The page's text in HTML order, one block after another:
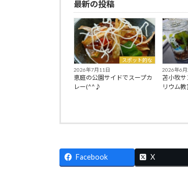
最新の投稿
スポット的な
2026年7月11日
恵庭の公園サイドでスープカ
レー(^^♪
2026年6月
苫小牧
リウム
Facebook X